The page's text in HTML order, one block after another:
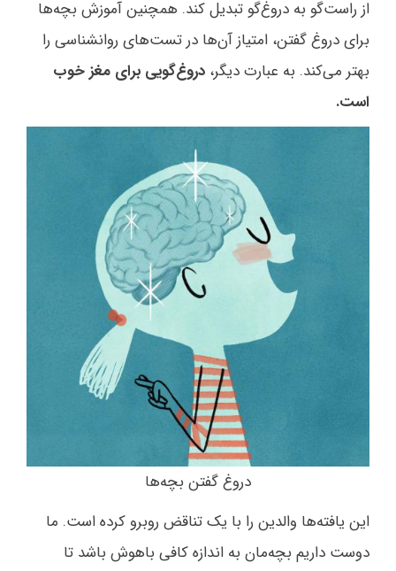
از راست‌گو به دروغ‌گو تبدیل کند. همچنین آموزش بچه‌ها
برای دروغ گفتن، امتیاز آن‌ها در تست‌های روانشناسی را
بهتر می‌کند. به عبارت دیگر، دروغ‌گویی برای مغز خوب
است.
دروغ گفتن بچه‌ها
این یافته‌ها والدین را با یک تناقض روبرو کرده است. ما
دوست داریم بچه‌‌مان به اندازه کافی باهوش باشد تا